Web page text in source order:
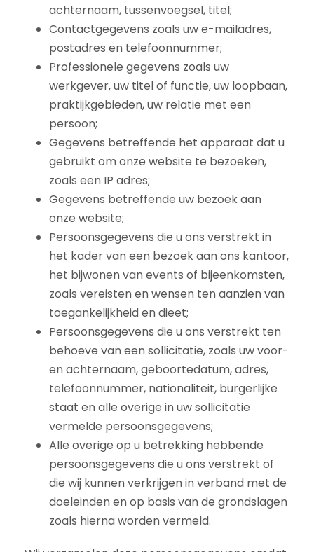
achternaam, tussenvoegsel, titel;
Contactgegevens zoals uw e-mailadres,
postadres en telefoonnummer;
Professionele gegevens zoals uw
werkgever, uw titel of functie, uw loopbaan,
praktijkgebieden, uw relatie met een
persoon;
Gegevens betreffende het apparaat dat u
gebruikt om onze website te bezoeken,
zoals een IP adres;
Gegevens betreffende uw bezoek aan
onze website;
Persoonsgegevens die u ons verstrekt in
het kader van een bezoek aan ons kantoor,
het bijwonen van events of bijeenkomsten,
zoals vereisten en wensen ten aanzien van
toegankelijkheid en dieet;
Persoonsgegevens die u ons verstrekt ten
behoeve van een sollicitatie, zoals uw voor-
en achternaam, geboortedatum, adres,
telefoonnummer, nationaliteit, burgerlijke
staat en alle overige in uw sollicitatie
vermelde persoonsgegevens;
Alle overige op u betrekking hebbende
persoonsgegevens die u ons verstrekt of
die wij kunnen verkrijgen in verband met de
doeleinden en op basis van de grondslagen
zoals hierna worden vermeld.